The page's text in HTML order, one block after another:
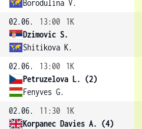
Borodulina V.
02.06.
13:00
1K
Dzimovic S.
Shitikova K.
02.06.
13:00
1K
Petruzelova L. (2)
Fenyves G.
02.06. 11:30
1K
Korpanec Davies A. (4)